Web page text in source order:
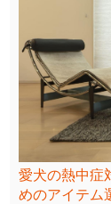
愛犬の熱中症
めのアイテム